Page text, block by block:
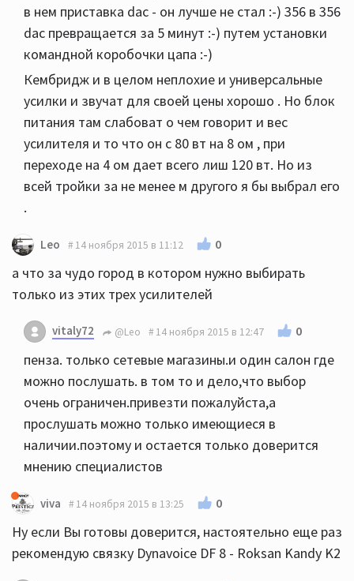
в нем приставка dac - он лучше не стал :-) 356 в 356
dac превращается за 5 минут :-) путем установки
командной коробочки цапа :-)
Кембридж и в целом неплохие и универсальные
усилки и звучат для своей цены хорошо . Но блок
питания там слабоват о чем говорит и вес
усилителя и то что он с 80 вт на 8 ом , при
переходе на 4 ом дает всего лиш 120 вт. Но из
всей тройки за не менее м другого я бы выбрал его
.
Leo 14 ноября 2015 в 11:12 0
а что за чудо город в котором нужно выбирать
только из этих трех усилителей
vitaly72 @Leo 14 ноября 2015 в 12:47 0
пенза. только сетевые магазины.и один салон где
можно послушать. в том то и дело,что выбор
очень ограничен.привезти пожалуйста,а
прослушать можно только имеющиеся в
наличии.поэтому и остается только доверится
мнению специалистов
viva 14 ноября 2015 в 13:25 0
Ну если Вы готовы доверится, настоятельно еще раз
рекомендую связку Dynavoice DF 8 - Roksan Kandy K2